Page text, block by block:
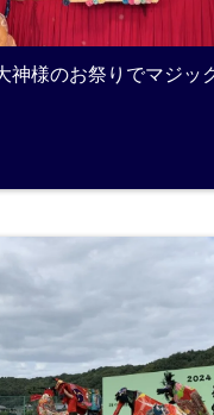
様のお祭りでマジッ